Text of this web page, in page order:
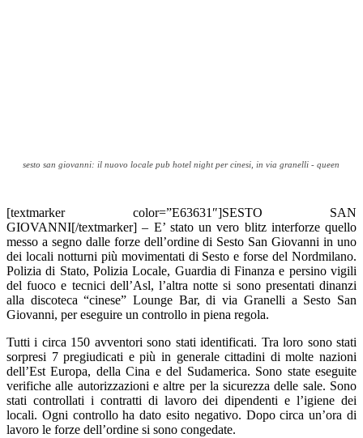
sesto san giovanni: il nuovo locale pub hotel night per cinesi, in via granelli - queen
[textmarker color=”E63631″]SESTO SAN
GIOVANNI[/textmarker] – E’ stato un vero blitz interforze quello
messo a segno dalle forze dell’ordine di Sesto San Giovanni in uno
dei locali notturni più movimentati di Sesto e forse del Nordmilano.
Polizia di Stato, Polizia Locale, Guardia di Finanza e persino vigili
del fuoco e tecnici dell’Asl, l’altra notte si sono presentati dinanzi
alla discoteca “cinese” Lounge Bar, di via Granelli a Sesto San
Giovanni, per eseguire un controllo in piena regola.
Tutti i circa 150 avventori sono stati identificati. Tra loro sono stati
sorpresi 7 pregiudicati e più in generale cittadini di molte nazioni
dell’Est Europa, della Cina e del Sudamerica. Sono state eseguite
verifiche alle autorizzazioni e altre per la sicurezza delle sale. Sono
stati controllati i contratti di lavoro dei dipendenti e l’igiene dei
locali. Ogni controllo ha dato esito negativo. Dopo circa un’ora di
lavoro le forze dell’ordine si sono congedate.